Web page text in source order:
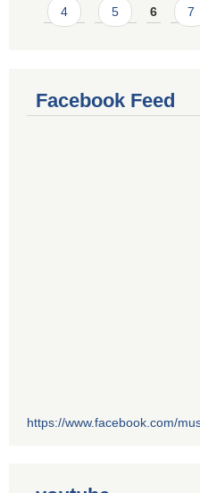
4 5 6 7
Facebook Feed
https://www.facebook.com/